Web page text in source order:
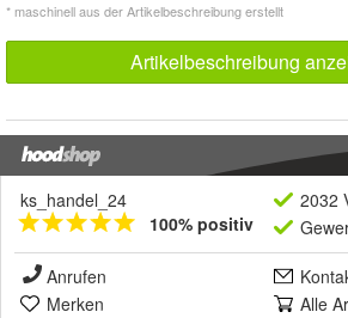
* maschinell aus der Artikelbeschreibung erstellt
Artikelbeschreibung
ks_handel_24
100% positiv
2032
Anrufen
Merken
Alle